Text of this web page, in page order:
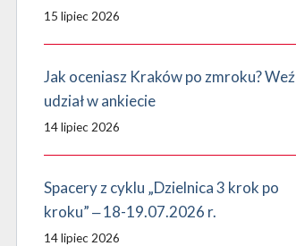
15 lipiec 2026
Jak oceniasz Kraków po zmroku? Weź
udział w ankiecie
14 lipiec 2026
Spacery z cyklu „Dzielnica 3 krok po
kroku” ‒ 18-19.07.2026 r.
14 lipiec 2026